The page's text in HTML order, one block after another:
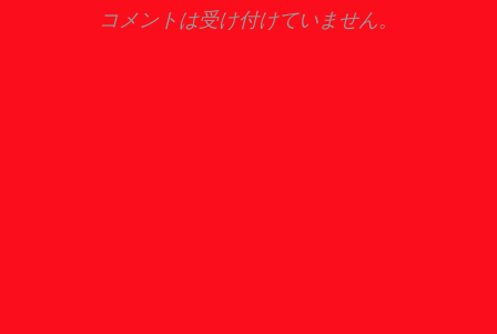
コメントは受け付けていません。